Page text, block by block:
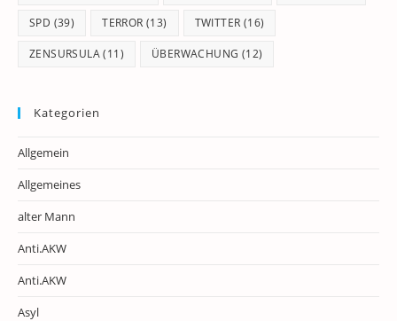
SPD (39) TERROR (13) TWITTER (16)
ZENSURSULA(11) ÜBERWACHUNG (12)
Kategorien
Allgemein
Allgemeines
alter Mann
Anti.AKW
Anti.AKW
Asyl